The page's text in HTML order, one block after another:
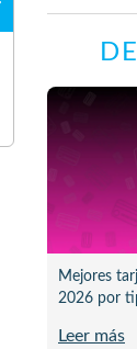
Mejores
2026 por
Leer más